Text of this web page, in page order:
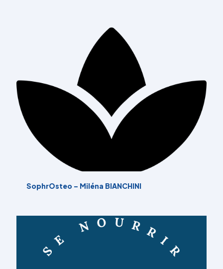
SophrOsteo – Miléna BIANCHINI